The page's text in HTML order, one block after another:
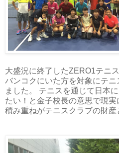
大盛況に終了したZERO1テニ
バンコクにいた方を対象にテ
ました。 テニスを通じて日本
たい！と金子校長の意思で現
積み重ねがテニスクラブの財産